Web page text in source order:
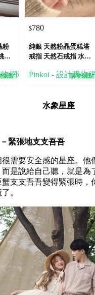
粉
花
網站
賺點
$780
純銀 天然粉晶蛋糕塔
戒指 天然石戒指 水晶
Pinkoi - 設計購物網
購物賺點
水象星座
緊張地支支吾吾
很需要安全感的星座。他
是說給自己聽，就是為
支支吾吾變得緊張時，
。